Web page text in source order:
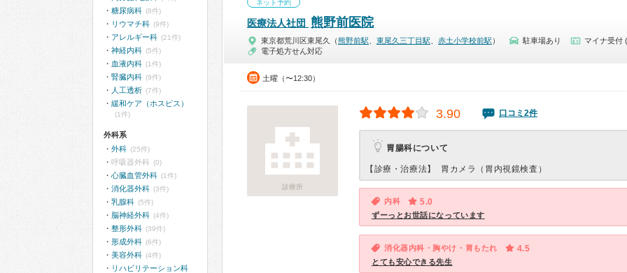
ネット予約
医療法人社団 熊野前医院
東京都荒川区東尾久（熊野前駅 東尾久三丁目駅 赤土小学校前駅 ） 駐車場あり
マイナ受付
電子処方せん対応
土曜（〜12:30）
診療所
3.90 口コミ2件
胃腸科について
【診療・治療法】 胃カメラ（胃内視鏡検査）
内科 5.0
ずーっとお世話になっています
消化器内科・胸やけ・胃もたれ 4.5
とても安心できる先生
糖尿病科 (8件)
リウマチ科 (9件)
アレルギー科 (21件)
神経内科 (5件)
血液内科 (1件)
腎臓内科 (9件)
人工透析 (7件)
緩和ケア（ホスピス）
(1件)
外科系
外科 (25件)
呼吸器外科 (0)
心臓血管外科 (1件)
消化器外科 (3件)
乳腺科 (5件)
脳神経外科 (4件)
整形外科 (39件)
形成外科 (6件)
美容外科 (4件)
リハビリテーション科